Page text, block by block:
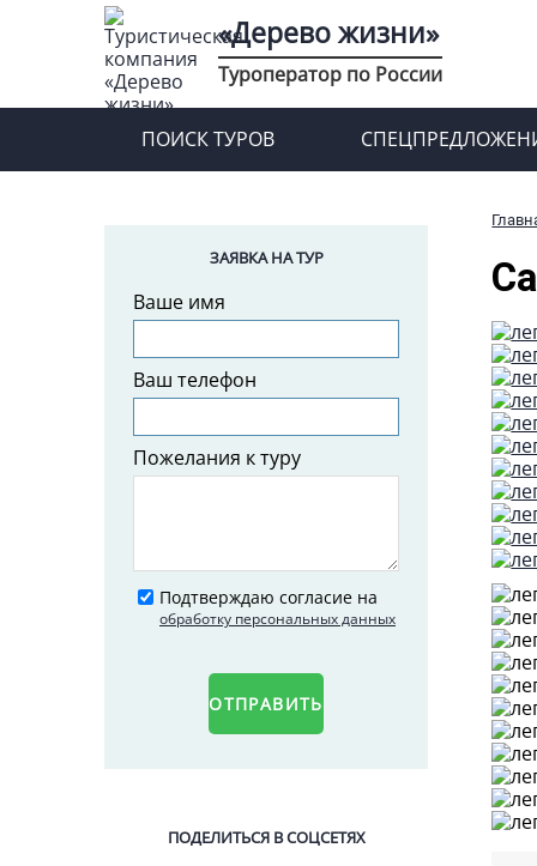
«Дерево жизни»
Туроператор по России
ПОИСК ТУРОВ
ЗАЯВКА НА ТУР
Ваше имя
Ваш телефон
Пожелания к туру
Подтверждаю согласие на
обработку персональных данных
ОТПРАВИТЬ
ПОДЕЛИТЬСЯ В СОЦСЕТЯХ